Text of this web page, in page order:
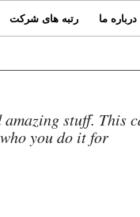
درباره ما رتبه های شرکت
stuff. This
who you do it for.